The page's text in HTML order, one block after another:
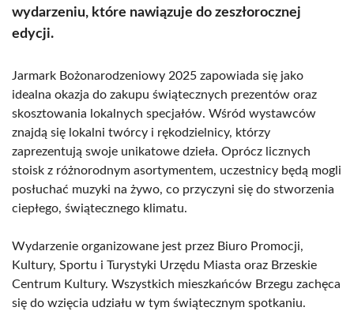
wydarzeniu, które nawiązuje do zeszłorocznej
edycji.
Jarmark Bożonarodzeniowy 2025 zapowiada się jako
idealna okazja do zakupu świątecznych prezentów oraz
skosztowania lokalnych specjałów. Wśród wystawców
znajdą się lokalni twórcy i rękodzielnicy, którzy
zaprezentują swoje unikatowe dzieła. Oprócz licznych
stoisk z różnorodnym asortymentem, uczestnicy będą mogli
posłuchać muzyki na żywo, co przyczyni się do stworzenia
ciepłego, świątecznego klimatu.
Wydarzenie organizowane jest przez Biuro Promocji,
Kultury, Sportu i Turystyki Urzędu Miasta oraz Brzeskie
Centrum Kultury. Wszystkich mieszkańców Brzegu zachęca
się do wzięcia udziału w tym świątecznym spotkaniu.